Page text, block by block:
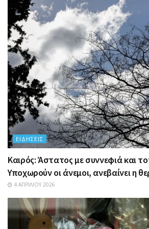
ΕΙΔΉΣΕΙΣ
Καιρός: Άστατος με συννεφιά και
Υποχωρούν οι άνεμοι, ανεβαίνει η
4 ΑΠΡΙΛΊΟΥ 2026